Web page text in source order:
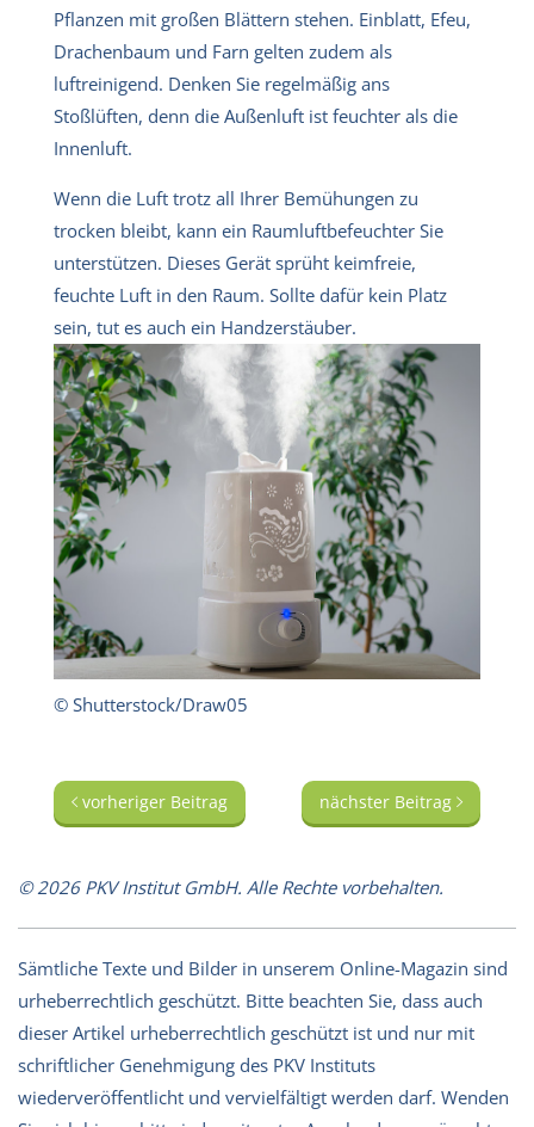
Pflanzen mit großen Blättern stehen. Einblatt, Efeu,
Drachenbaum und Farn gelten zudem als
luftreinigend. Denken Sie regelmäßig ans
Stoßlüften, denn die Außenluft ist feuchter als die
Innenluft.
Wenn die Luft trotz all Ihrer Bemühungen zu
trocken bleibt, kann ein Raumluftbefeuchter Sie
unterstützen. Dieses Gerät sprüht keimfreie,
feuchte Luft in den Raum. Sollte dafür kein Platz
sein, tut es auch ein Handzerstäuber.
© Shutterstock/Draw05
vorheriger Beitrag nächster Beitrag
© 2026 PKV Institut GmbH. Alle Rechte vorbehalten.
Sämtliche Texte und Bilder in unserem Online-Magazin sind
urheberrechtlich geschützt. Bitte beachten Sie, dass auch
dieser Artikel urheberrechtlich geschützt ist und nur mit
schriftlicher Genehmigung des PKV Instituts
wiederveröffentlicht und vervielfältigt werden darf. Wenden